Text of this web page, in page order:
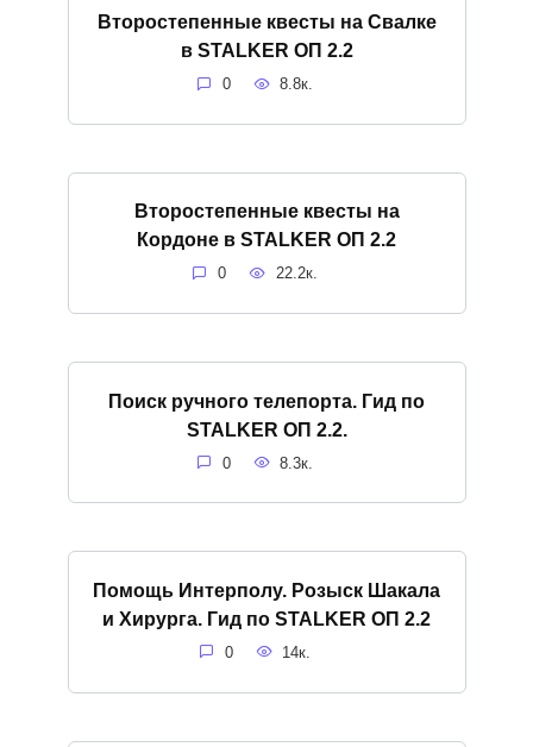
Второстепенные квесты на Свалке
в STALKER ОП 2.2
0 8.8к.
Второстепенные квесты на
Кордоне в STALKER ОП 2.2
0 22.2к.
Поиск ручного телепорта. Гид по
STALKER ОП 2.2.
0 8.3к.
Помощь Интерполу. Розыск Шакала
и Хирурга. Гид по STALKER ОП 2.2
0 14к.